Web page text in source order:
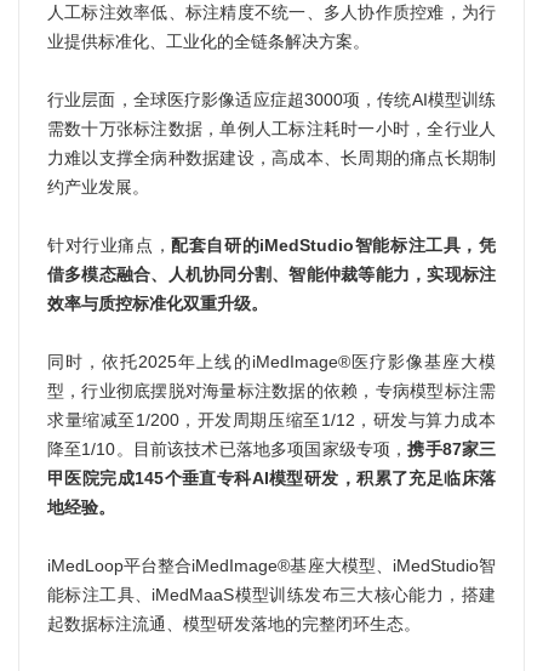
人工标注效率低、标注精度不统一、多人协作质控难，为行
业提供标准化、工业化的全链条解决方案。
行业层面，全球医疗影像适应症超3000项，传统AI模型训练
需数十万张标注数据，单例人工标注耗时一小时，全行业人
力难以支撑全病种数据建设，高成本、长周期的痛点长期制
约产业发展。
针对行业痛点，配套自研的iMedStudio智能标注工具，凭
借多模态融合、人机协同分割、智能仲裁等能力，实现标注
效率与质控标准化双重升级。
同时，依托2025年上线的iMedImage®医疗影像基座大模
型，行业彻底摆脱对海量标注数据的依赖，专病模型标注需
求量缩减至1/200，开发周期压缩至1/12，研发与算力成本
降至1/10。目前该技术已落地多项国家级专项，携手87家三
甲医院完成145个垂直专科AI模型研发，积累了充足临床落
地经验。
iMedLoop平台整合iMedImage®基座大模型、iMedStudio智
能标注工具、iMedMaaS模型训练发布三大核心能力，搭建
起数据标注流通、模型研发落地的完整闭环生态。